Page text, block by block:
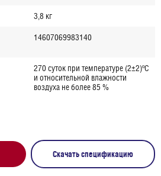
3,8 кг
14607069983140
270 суток при температуре (2±2)ºС
и относительной влажности
воздуха не более 85 %
Скачать спецификацию